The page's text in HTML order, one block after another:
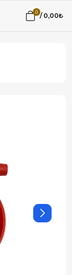
0 / 0,00₺